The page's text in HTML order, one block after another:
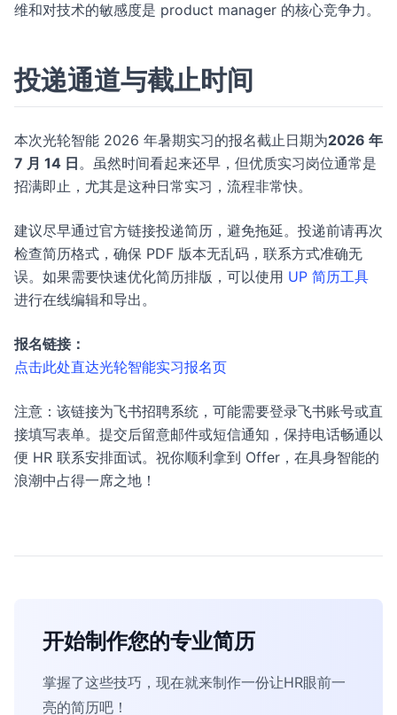
维和对技术的敏感度是 product manager 的核心竞争力。
投递通道与截止时间
本次光轮智能 2026 年暑期实习的报名截止日期为2026 年
7 月 14 日。虽然时间看起来还早，但优质实习岗位通常是
招满即止，尤其是这种日常实习，流程非常快。
建议尽早通过官方链接投递简历，避免拖延。投递前请再次
检查简历格式，确保 PDF 版本无乱码，联系方式准确无
误。如果需要快速优化简历排版，可以使用 UP 简历工具
进行在线编辑和导出。
报名链接：
点击此处直达光轮智能实习报名页
注意：该链接为飞书招聘系统，可能需要登录飞书账号或直
接填写表单。提交后留意邮件或短信通知，保持电话畅通以
便 HR 联系安排面试。祝你顺利拿到 Offer，在具身智能的
浪潮中占得一席之地！
开始制作您的专业简历
掌握了这些技巧，现在就来制作一份让HR眼前一
亮的简历吧！